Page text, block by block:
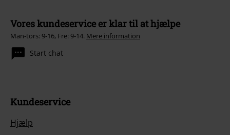
Vores kundeservice er klar til at hjælpe
Man-tors: 9-16, Fre: 9-14. Mere information
Start chat
Kundeservice
Hjælp